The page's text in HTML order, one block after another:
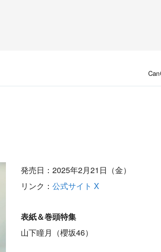
発売日：2025年2月21日（金）
リンク：公式サイト X
表紙＆巻頭特集
山下瞳月（櫻坂46）